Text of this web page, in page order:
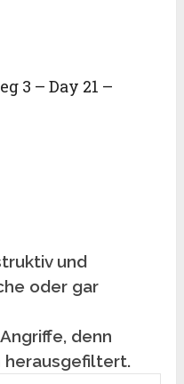
3 – Day 21 –
und
oder gar
denn
herausgefiltert.